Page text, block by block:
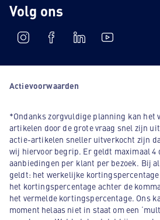
Volg ons
Actievoorwaarden
*Ondanks zorgvuldige planning kan het
artikelen door de grote vraag snel zijn
actie-artikelen sneller uitverkocht zijn
wij hiervoor begrip. Er geldt maximaal 4
aanbiedingen per klant per bezoek. Bij
geldt: het werkelijke
het kortingspercentage achter de
het vermelde kortingspercentage. Ons
moment helaas niet in staat om een